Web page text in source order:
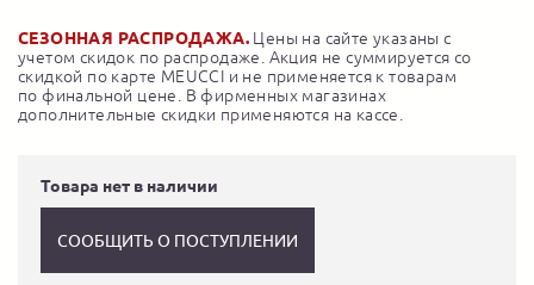
СЕЗОННАЯ РАСПРОДАЖА. Цены на сайте указаны с
учетом скидок по распродаже. Акция не суммируется со
скидкой по карте MEUCCI и не применяется к товарам
по финальной цене. В фирменных магазинах
дополнительные скидки применяются на кассе.
Товара нет в наличии
СООБЩИТЬ О ПОСТУПЛЕНИИ